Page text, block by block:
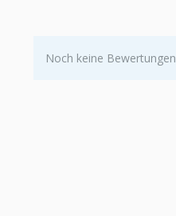
Noch keine Bewertungen